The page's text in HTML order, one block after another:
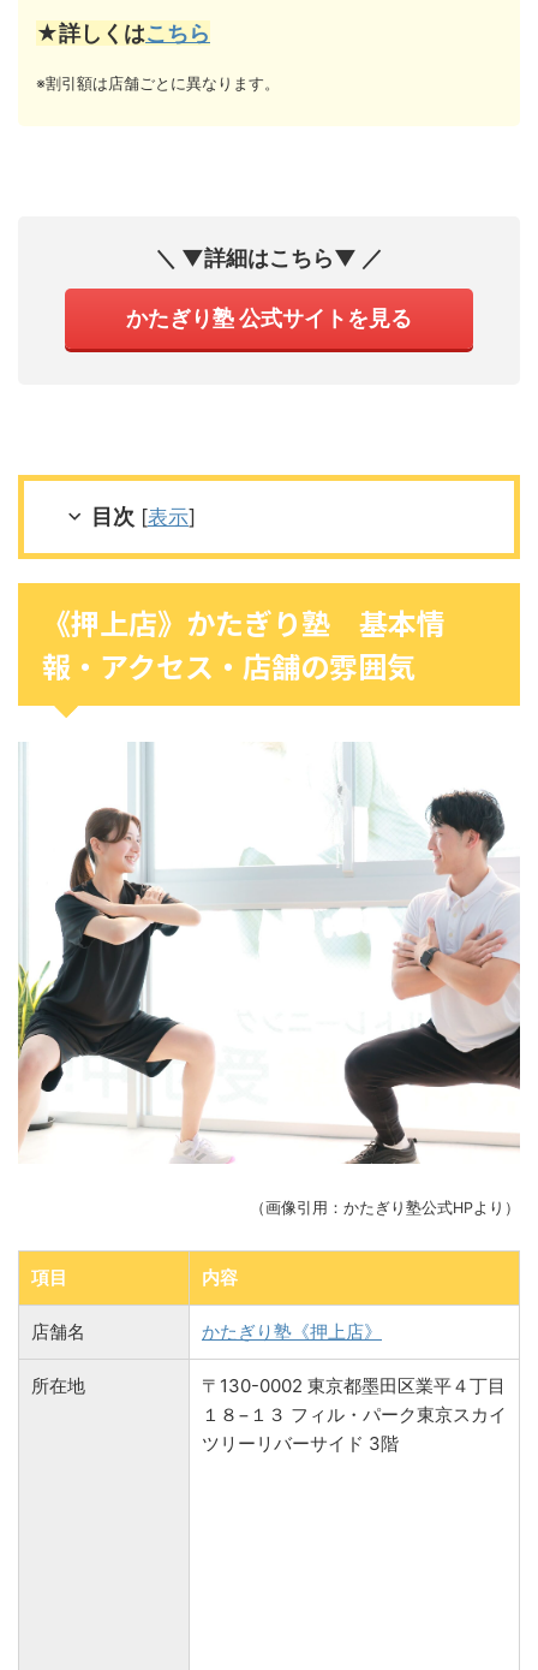
★詳しくはこちら
※割引額は店舗ごとに異なります。
＼ ▼詳細はこちら▼ ／
かたぎり塾 公式サイトを見る
目次 [表示]
《押上店》かたぎり塾 基本情
報・アクセス・店舗の雰囲気
（画像引用：かたぎり塾公式HPより）
項目 内容
店舗名 かたぎり塾《押上店》
所在地
〒130-0002 東京都墨田区業平４丁目
１８−１３ フィル・パーク東京スカイ
ツリーリバーサイド 3階